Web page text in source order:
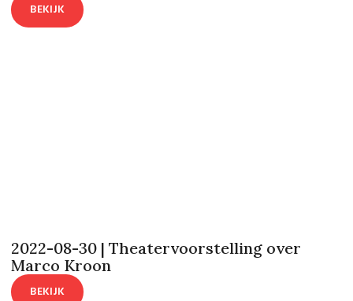
BEKIJK
2022-08-30 | Theatervoorstelling over
Marco Kroon
BEKIJK